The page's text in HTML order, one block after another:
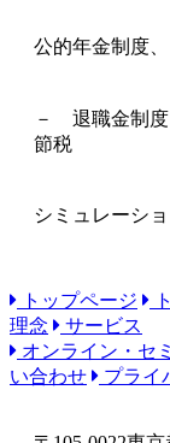
公的年金制度
－ 退職金制度
節税
シミュレーシ
トップページ
理念
サービス
オンライン・セ
い合わせ
プライ